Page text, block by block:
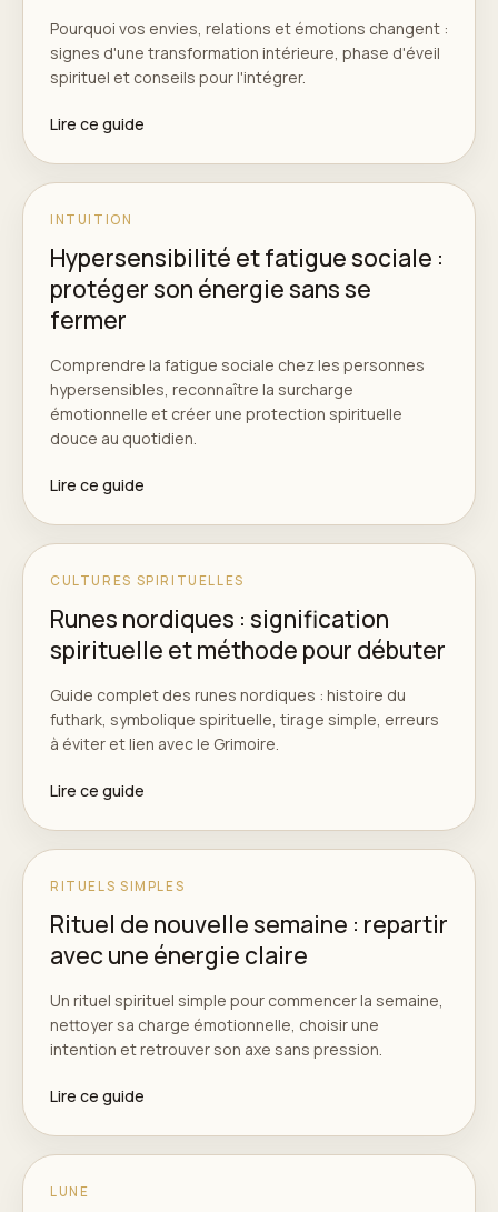
Pourquoi vos envies, relations et émotions changent :
signes d'une transformation intérieure, phase d'éveil
spirituel et conseils pour l'intégrer.
Lire ce guide
INTUITION
Hypersensibilité et fatigue sociale :
protéger son énergie sans se
fermer
Comprendre la fatigue sociale chez les personnes
hypersensibles, reconnaître la surcharge
émotionnelle et créer une protection spirituelle
douce au quotidien.
Lire ce guide
CULTURES SPIRITUELLES
Runes nordiques : signification
spirituelle et méthode pour débuter
Guide complet des runes nordiques : histoire du
futhark, symbolique spirituelle, tirage simple, erreurs
à éviter et lien avec le Grimoire.
Lire ce guide
RITUELS SIMPLES
Rituel de nouvelle semaine : repartir
avec une énergie claire
Un rituel spirituel simple pour commencer la semaine,
nettoyer sa charge émotionnelle, choisir une
intention et retrouver son axe sans pression.
Lire ce guide
LUNE